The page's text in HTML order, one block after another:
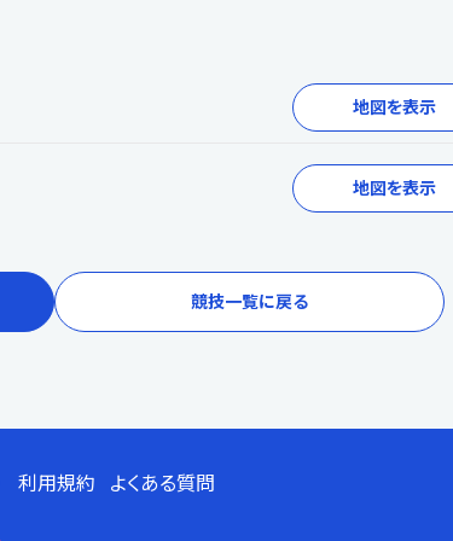
地図を表示
地図を表示
競技一覧に戻る
利用規約 よくある質問